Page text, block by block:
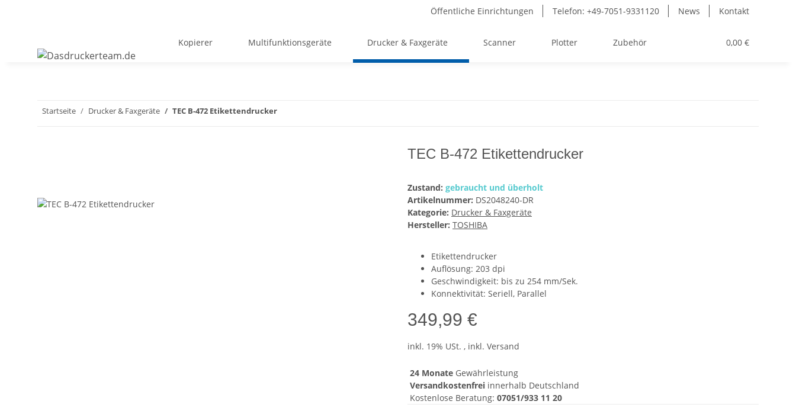
Öffentliche Einrichtungen Telefon: +49-7051-9331120 News Kontakt
0,00 €
Kopierer Multifunktionsgeräte Drucker & Faxgeräte Scanner Plotter Zubehör
Startseite Drucker & Faxgeräte TEC B-472 Etikettendrucker
TEC B-472 Etikettendrucker
Zustand: gebraucht und überholt
Artikelnummer: DS2048240-DR
Kategorie: Drucker & Faxgeräte
Hersteller: TOSHIBA
Etikettendrucker
Auflösung: 203 dpi
Geschwindigkeit: bis zu 254 mm/Sek.
Konnektivität: Seriell, Parallel
349,99 €
inkl. 19% USt. , inkl. Versand
24 Monate Gewährleistung
Versandkostenfrei innerhalb Deutschland
Kostenlose Beratung: 07051/933 11 20